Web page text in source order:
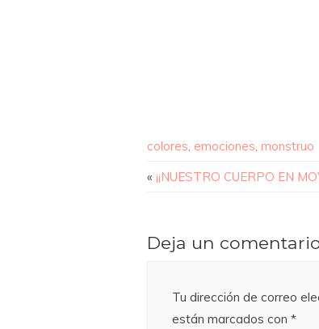
colores emociones monstruo
« ¡¡NUESTRO CUERPO EN
Deja un
Tu dirección de correo
están marcados con *